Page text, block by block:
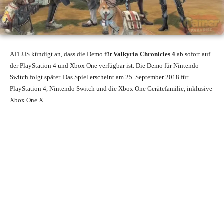
ATLUS kündigt an, dass die Demo fürValkyria Chronicles 4 ab sofort auf
der PlayStation 4 und Xbox One verfügbar ist. Die Demo für Nintendo
Switch folgt später. Das Spiel erscheint am 25. September 2018 für
PlayStation 4, Nintendo Switch und die Xbox One Gerätefamilie, inklusive
Xbox One X.